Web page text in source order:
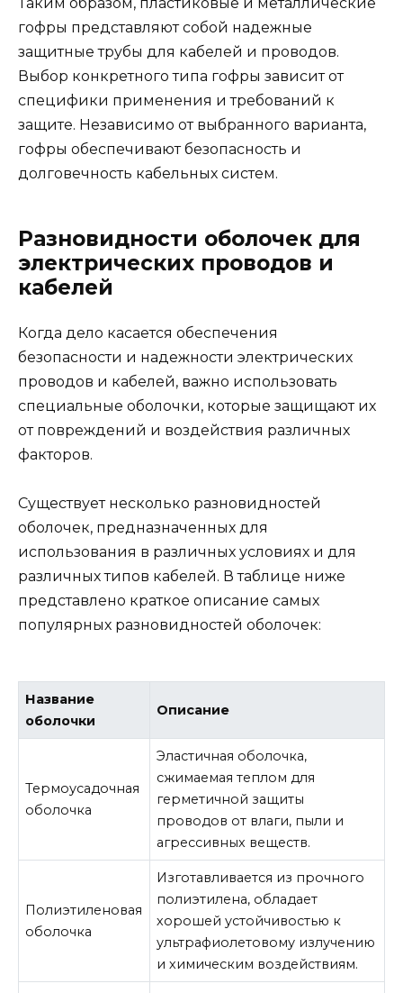
гофры представляют собой надежные
защитные трубы для кабелей и проводов.
Выбор конкретного типа гофры зависит от
специфики применения и требований к
защите. Независимо от выбранного варианта,
гофры обеспечивают безопасность и
долговечность кабельных систем.
Разновидности оболочек для
электрических проводов и
кабелей
Когда дело касается обеспечения
безопасности и надежности электрических
проводов и кабелей, важно использовать
специальные оболочки, которые защищают их
от повреждений и воздействия различных
факторов.
Существует несколько разновидностей
оболочек, предназначенных для
использования в различных условиях и для
различных типов кабелей. В таблице ниже
представлено краткое описание самых
популярных разновидностей оболочек:
Название
оболочки
Описание
Термоусадочная
оболочка
Эластичная оболочка,
сжимаемая теплом для
герметичной защиты
проводов от влаги, пыли и
агрессивных веществ.
Полиэтиленовая
оболочка
Изготавливается из прочного
полиэтилена, обладает
хорошей устойчивостью к
ультрафиолетовому излучению
и химическим воздействиям.